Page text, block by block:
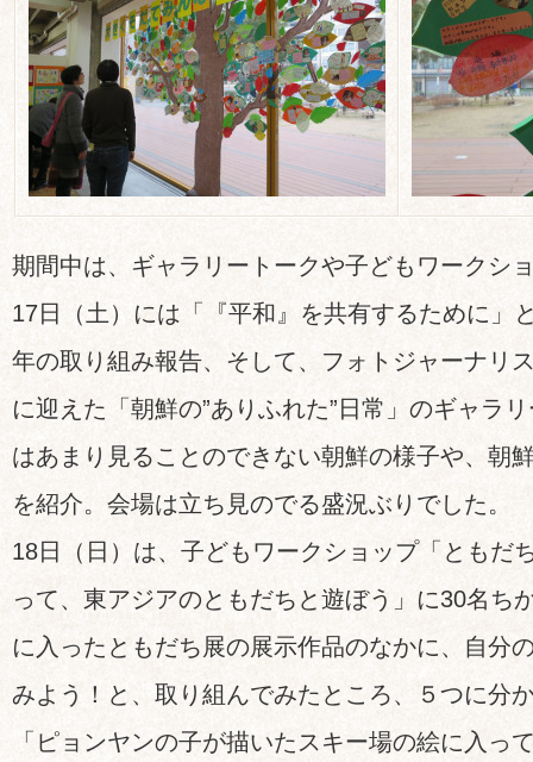
期間中は、ギャラリートークや子どもワークシ
17日（土）には「『平和』を共有するために」
年の取り組み報告、そして、フォトジャーナリ
に迎えた「朝鮮の”ありふれた”日常」のギャラ
はあまり見ることのできない朝鮮の様子や、朝
を紹介。会場は立ち見のでる盛況ぶりでした。
18日（日）は、子どもワークショップ「ともだ
って、東アジアのともだちと遊ぼう」に30名ち
に入ったともだち展の展示作品のなかに、自分
みよう！と、取り組んでみたところ、５つに分
「ピョンヤンの子が描いたスキー場の絵に入っ